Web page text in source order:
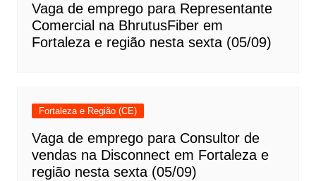
Vaga de emprego para Representante
Comercial na BhrutusFiber em
Fortaleza e região nesta sexta (05/09)
Fortaleza e Região (CE)
Vaga de emprego para Consultor de
vendas na Disconnect em Fortaleza e
região nesta sexta (05/09)